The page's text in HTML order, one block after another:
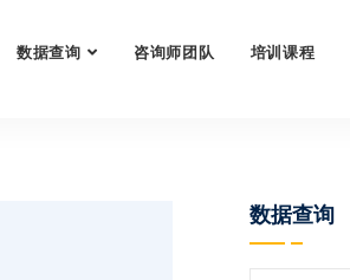
数据查询 咨询师团队 培训课程
数据查询